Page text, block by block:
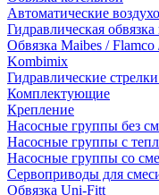
Автоматические
Гидравлическая
Обвязка Maibes /
Kombimix
Гидравлические
Комплектующие
Крепление
Насосные группы без
Насосные группы с
Насосные группы со
Сервоприводы для
Обвязка Uni-Fitt